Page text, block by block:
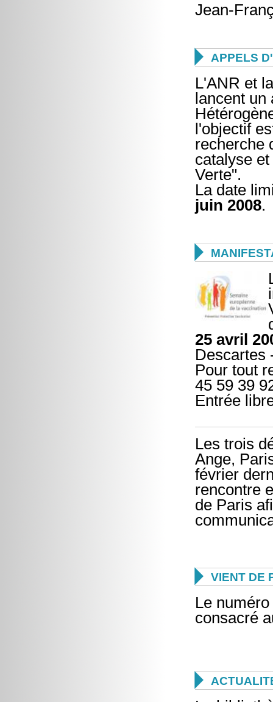
Jean-
 APPELS
L'ANR et
lancent
l'objectif
recherche
catalyse
Verte".
La date
juin 2008.

25 avril
Descartes
Pour tout
45 59 39
Entrée
Les trois
Ange,
février
rencontre
de Paris
 VIENT DE
Le
consacré
